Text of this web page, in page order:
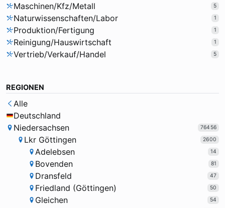
Maschinen/Kfz/Metall 5
Naturwissenschaften/Labor 1
Produktion/Fertigung 1
Reinigung/Hauswirtschaft 1
Vertrieb/Verkauf/Handel 5
REGIONEN
Alle
Deutschland
Niedersachsen
76456
Lkr Göttingen 2600
Adelebsen 14
Bovenden 81
Dransfeld 47
Friedland (Göttingen) 50
Gleichen 54